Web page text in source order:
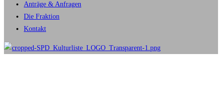
Anträge & Anfragen
Die Fraktion
Kontakt